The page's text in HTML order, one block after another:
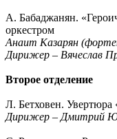
А. Бабаджанян.
оркестром
Анаит Казарян
Дирижер – Вячеслав
Второе отделение
Л. Бетховен. Увертюра
Дирижер – Дмитрий